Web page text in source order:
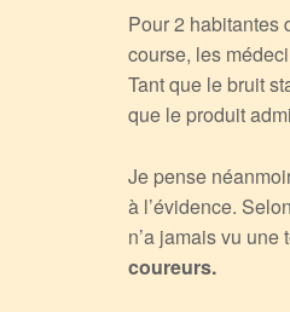
Pour 2 habitantes
course, les
Tant que le bruit
que le produit
Je pense
à l’évidence.
n’a jamais vu une
coureurs.